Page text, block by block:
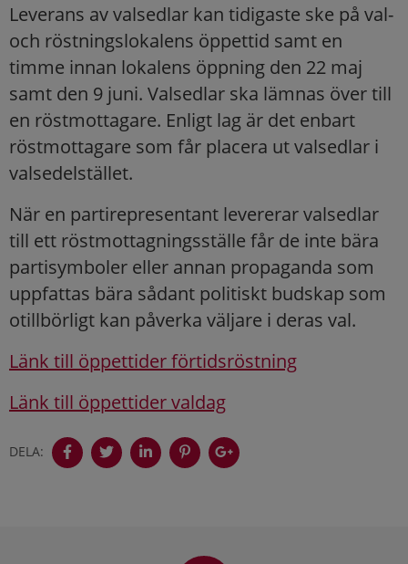
Leverans av valsedlar kan tidigaste ske på val-
och röstningslokalens öppettid samt en
timme innan lokalens öppning den 22 maj
samt den 9 juni. Valsedlar ska lämnas över till
en röstmottagare. Enligt lag är det enbart
röstmottagare som får placera ut valsedlar i
valsedelstället.
När en partirepresentant levererar valsedlar
till ett röstmottagningsställe får de inte bära
partisymboler eller annan propaganda som
uppfattas bära sådant politiskt budskap som
otillbörligt kan påverka väljare i deras val.
Länk till öppettider förtidsröstning
Länk till öppettider valdag
DELA: